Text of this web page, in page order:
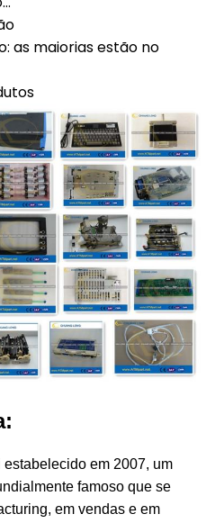
as maiorias estão no
estabelecido em 2007, um
famoso que se
em vendas e em